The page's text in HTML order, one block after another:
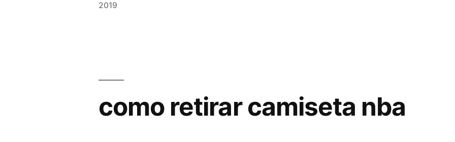
2019
como retirar camiseta nba